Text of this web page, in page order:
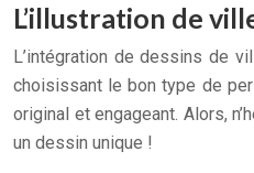
L’illustration de
L’intégration de dessins de
choisissant le bon type de
original et engageant. Alors,
un dessin unique !